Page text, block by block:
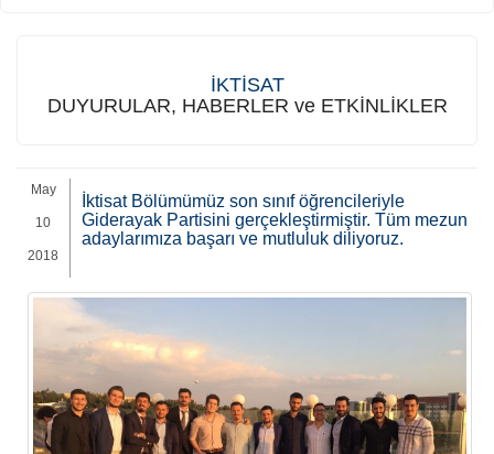
İKTİSAT
DUYURULAR, HABERLER ve ETKİNLİKLER
May
10
2018
İktisat Bölümümüz son sınıf öğrencileriyle
Giderayak Partisini gerçekleştirmiştir. Tüm mezun
adaylarımıza başarı ve mutluluk diliyoruz.